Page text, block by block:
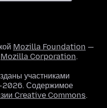
Mozilla Foundation —
Mozilla Corporation.
участниками
Содержимое
Creative Commons.